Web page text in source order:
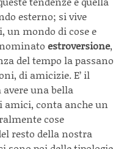
esterno; si vive
un mondo di cose e
estroversione,
del tempo la passano
di amicizie. E’ il
una bella
amici, conta anche un
cose
resto della nostra